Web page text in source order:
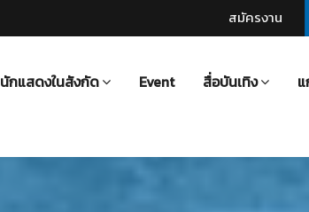
สมัครงาน
นักแสดงในสังกัด Event สื่อบันเทิง